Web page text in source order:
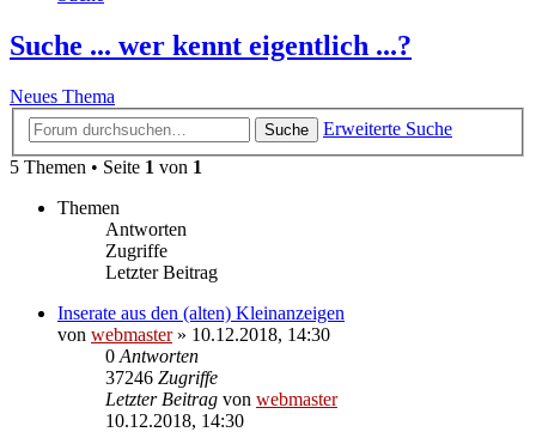
Suche ... wer kennt eigentlich ...?
Neues Thema
Suche
Erweiterte Suche
5 Themen • Seite 1 von 1
Themen
Antworten
Zugriffe
Letzter Beitrag
Inserate aus den (alten) Kleinanzeigen
von webmaster» 10.12.2018, 14:30
0 Antworten
37246 Zugriffe
Letzter Beitrag von webmaster
10.12.2018, 14:30